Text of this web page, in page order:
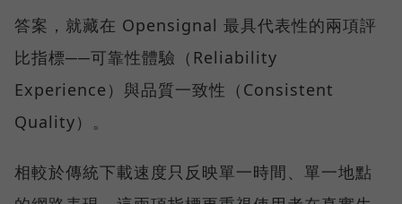
答案，就藏在 Opensignal 最具代表性的兩項評
比指標──可靠性體驗（Reliability
Experience）與品質一致性（Consistent
Quality）。
相較於傳統下載速度只反映單一時間、單一地點